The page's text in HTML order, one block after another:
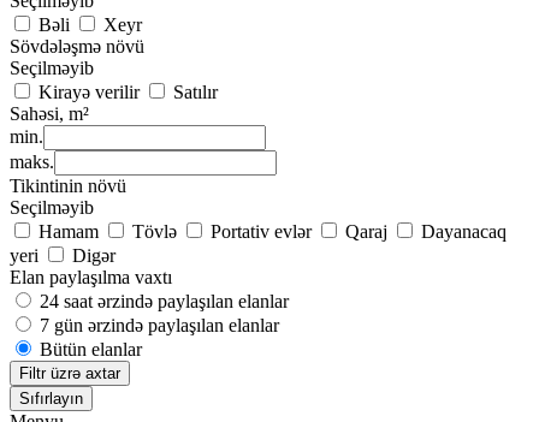
Bəli
Xeyr
Sövdələşmə növü
Seçilməyib
Kirayə verilir
Satılır
Sahəsi, m²
min.
maks.
Tikintinin növü
Seçilməyib
Hamam
Tövlə Portativ evlər Qaraj
Dayanacaq
yeri
Digər
Elan paylaşılma vaxtı
24 saat ərzində paylaşılan elanlar
7 gün ərzində paylaşılan elanlar
Bütün elanlar
Filtr üzrə axtar
Sıfırlayın